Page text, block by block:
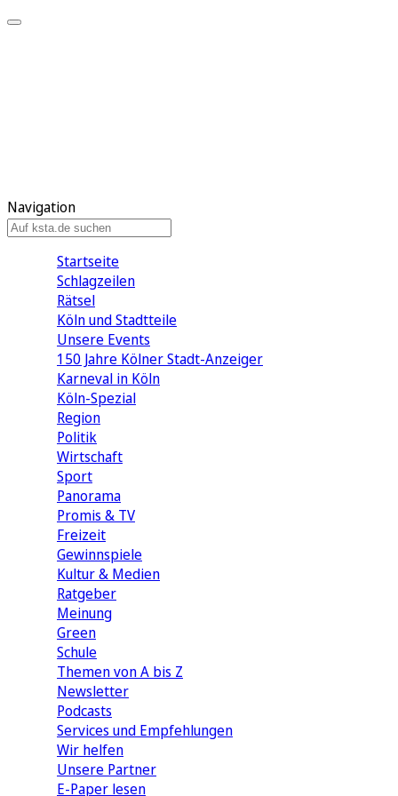
Navigation
Startseite
Schlagzeilen
Rätsel
Köln und Stadtteile
Unsere Events
150 Jahre Kölner Stadt-Anzeiger
Karneval in Köln
Köln-Spezial
Region
Politik
Wirtschaft
Sport
Panorama
Promis & TV
Freizeit
Gewinnspiele
Kultur & Medien
Ratgeber
Meinung
Green
Schule
Themen von A bis Z
Newsletter
Podcasts
Services und Empfehlungen
Wir helfen
Unsere Partner
E-Paper lesen